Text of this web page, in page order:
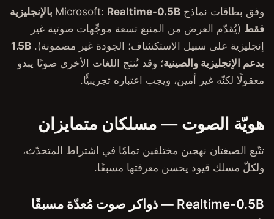
تحليل الصوت
كشف النشاط الصوتي
كلمة التنبيه
تحديد المتحدّثين
الموسيقى وإنتاج الصوت
MAGNeT MusicGen
تحسين الكلام
Realtime-0.5B بالإنجليزية
تسعة موجِّهات صوتية غير
الجودة غير مضمونة).1.5B
وقد تُنتج اللغات الأخرى صوتًا يبدو
اعتباره تجريبيًّا.
متمايزان
تمامًا في اشتراط المتحدّث،
مسبقًا.